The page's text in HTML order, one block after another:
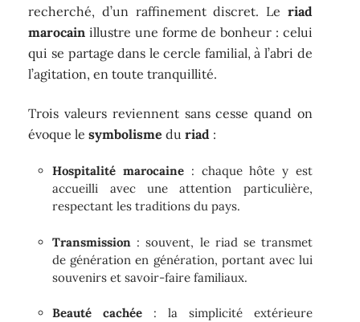
recherché, d’un raffinement discret. Le riad
marocain illustre une forme de bonheur : celui
qui se partage dans le cercle familial, à l’abri de
l’agitation, en toute tranquillité.
Trois valeurs reviennent sans cesse quand on
évoque lesymbolisme duriad :
Hospitalité marocaine : chaque hôte y est
accueilli avec une attention particulière,
respectant les traditions du pays.
Transmission : souvent, le riad se transmet
de génération en génération, portant avec lui
souvenirs et savoir-faire familiaux.
Beauté cachée : la simplicité extérieure